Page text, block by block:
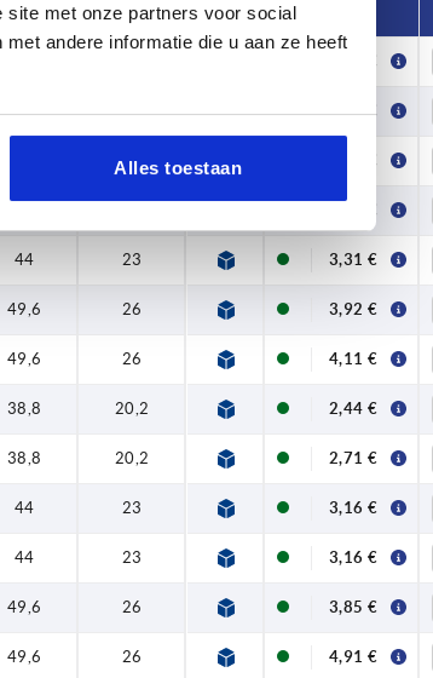
site met onze partners voor social
andere informatie die u aan ze heeft
Alles toestaan
2,42 €
38,8 20,2 2,42 €
20,2 2,62 €
3,16 €
44 23 3,31 €
49,6 26 3,92 €
49,6 26 4,11 €
38,8 20,2 2,44 €
38,8 20,2 2,71 €
44 23 3,16 €
44 23 3,16 €
49,6 26 3,85 €
49,6 26 4,91 €